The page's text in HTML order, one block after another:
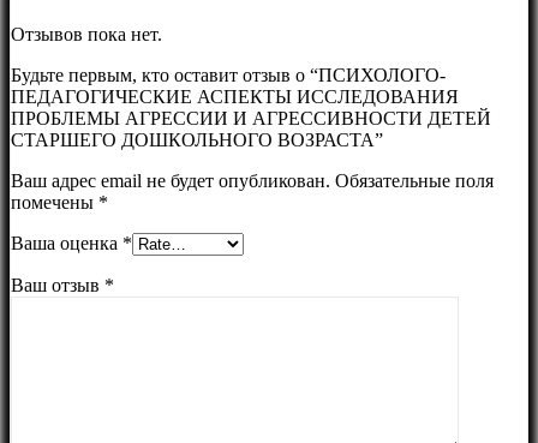
Отзывов пока нет.
Будьте первым, кто оставит отзыв о “ПСИХОЛОГО-
ПЕДАГОГИЧЕСКИЕ АСПЕКТЫ ИССЛЕДОВАНИЯ
ПРОБЛЕМЫ АГРЕССИИ И АГРЕССИВНОСТИ ДЕТЕЙ
СТАРШЕГО ДОШКОЛЬНОГО ВОЗРАСТА”
Ваш адрес email не будет опубликован. Обязательные поля
помечены *
Ваша оценка *
Ваш отзыв *